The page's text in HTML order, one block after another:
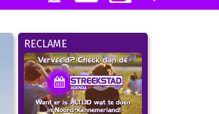
RECLAME